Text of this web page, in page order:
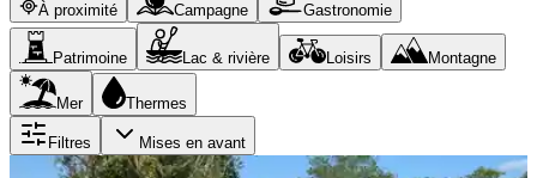
À proximité Campagne Gastronomie
Patrimoine Lac & rivière Loisirs Montagne
Mer Thermes
Filtres Mises en avant